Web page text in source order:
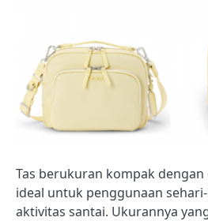
Tas berukuran kompak dengan
ideal untuk penggunaan
aktivitas santai. Ukurannya